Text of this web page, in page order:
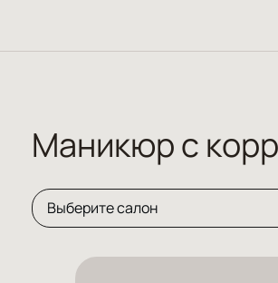
Маникюр с
Выберите салон
М. Маяковская
М. Арбатская